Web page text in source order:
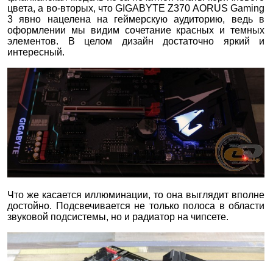
цвета, а во-вторых, что GIGABYTE Z370 AORUS Gaming
3 явно нацелена на геймерскую аудиторию, ведь в
оформлении мы видим сочетание красных и темных
элементов. В целом дизайн достаточно яркий и
интересный.
Что же касается иллюминации, то она выглядит вполне
достойно. Подсвечивается не только полоса в области
звуковой подсистемы, но и радиатор на чипсете.